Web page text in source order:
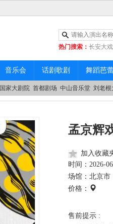
热门搜索： 长安大
|中山音乐堂
音乐会 话剧歌剧 舞蹈芭
国家大剧院 首都剧场 中山音乐堂 刘老根
孟京辉
加入收藏
时间： 2026-
场馆：北京市
价格：
售前提示 :